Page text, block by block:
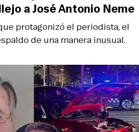
protagonizó el periodista, el
de una manera inusual.
a José Antonio Neme